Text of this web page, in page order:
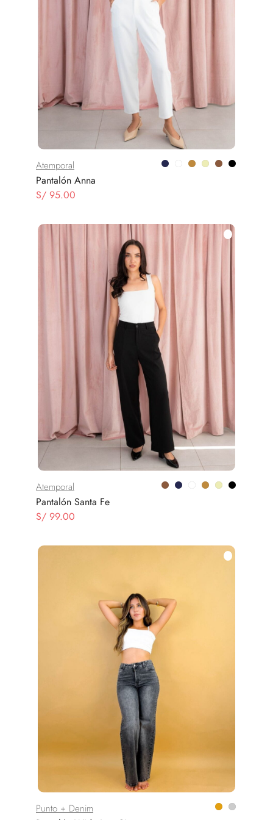
MAMÁ ES BELLA
Atemporal
Pantalón Anna
S/ 95.00
Atemporal
Pantalón Santa Fe
S/ 99.00
Punto + Denim